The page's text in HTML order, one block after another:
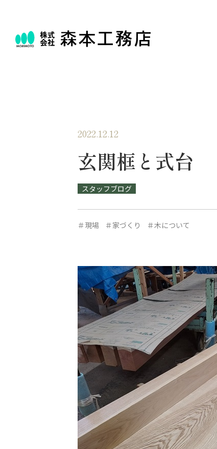
2022.12.12
玄関框と式台
スタッフブログ
＃現場 ＃家づくり ＃木について